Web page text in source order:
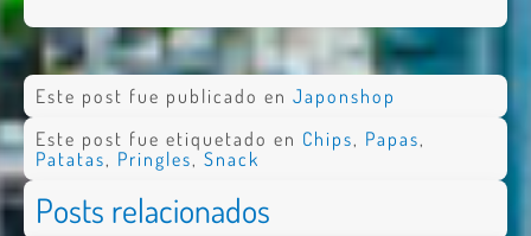
Este post fue publicado en Japonshop
Este post fue etiquetado en Chips, Papas,
Patatas, Pringles, Snack
Posts relacionados